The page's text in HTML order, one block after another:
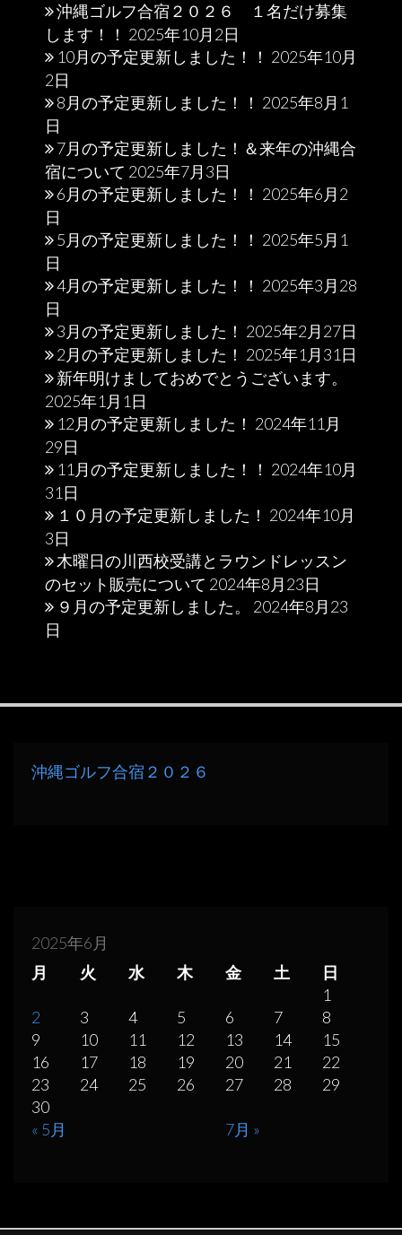
沖縄ゴルフ合宿２０２６ １名だけ募集
します！！ 2025年10月2日
10月の予定更新しました！！ 2025年10月
2日
8月の予定更新しました！！ 2025年8月1
日
7月の予定更新しました！＆来年の沖縄合
宿について 2025年7月3日
6月の予定更新しました！！ 2025年6月2
日
5月の予定更新しました！！ 2025年5月1
日
4月の予定更新しました！！ 2025年3月28
日
3月の予定更新しました！ 2025年2月27日
2月の予定更新しました！ 2025年1月31日
新年明けましておめでとうございます。
2025年1月1日
12月の予定更新しました！ 2024年11月
29日
11月の予定更新しました！！ 2024年10月
31日
１０月の予定更新しました！ 2024年10月
3日
木曜日の川西校受講とラウンドレッスン
のセット販売について 2024年8月23日
９月の予定更新しました。
2024年8月23
日
沖縄ゴルフ合宿２０２６
2025年6月
月
火 水 木 金 土 日
« 5月 7月 »
1
2
3 4 5 6 7
8
9
10 11 12 13 14
15
16
17 18 19 20 21
22
23
24 25 26 27 28
29
30